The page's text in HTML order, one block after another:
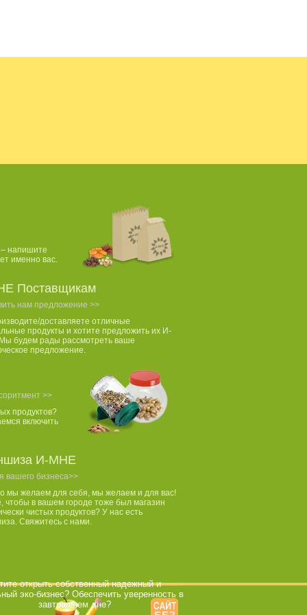
из...
напишите
именно вас.
Поставщикам
нам предложение >>
доставляете отличные
продукты и хотите предложить их И-
будем рады рассмотреть ваше
предложение.
>>
продуктов?
включить
И-МНЕ
вашего бизнеса>>
мы желаем для себя, мы желаем и для вас!
чтобы в вашем городе тоже был магазин
чистых продуктов? У нас есть
Свяжитесь с нами.
открыть собственный надежный и
эко-бизнес? Обеспечить уверенность в
завтрашнем дне?